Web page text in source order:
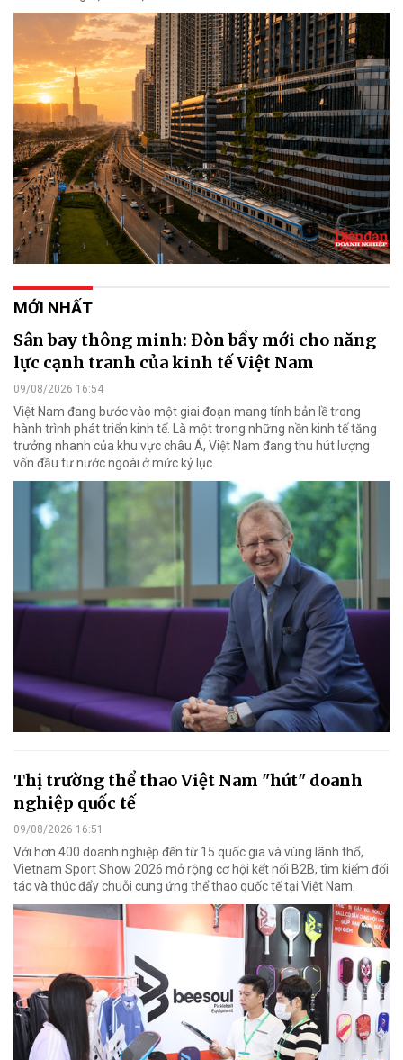
MỚI NHẤT
Sân bay thông minh: Đòn bẩy mới cho năng
lực cạnh tranh của kinh tế Việt Nam
09/08/2026 16:54
Việt Nam đang bước vào một giai đoạn mang tính bản lề trong
hành trình phát triển kinh tế. Là một trong những nền kinh tế tăng
trưởng nhanh của khu vực châu Á, Việt Nam đang thu hút lượng
vốn đầu tư nước ngoài ở mức kỷ lục.
Thị trường thể thao Việt Nam "hút" doanh
nghiệp quốc tế
09/08/2026 16:51
Với hơn 400 doanh nghiệp đến từ 15 quốc gia và vùng lãnh thổ,
Vietnam Sport Show 2026 mở rộng cơ hội kết nối B2B, tìm kiếm đối
tác và thúc đẩy chuỗi cung ứng thể thao quốc tế tại Việt Nam.